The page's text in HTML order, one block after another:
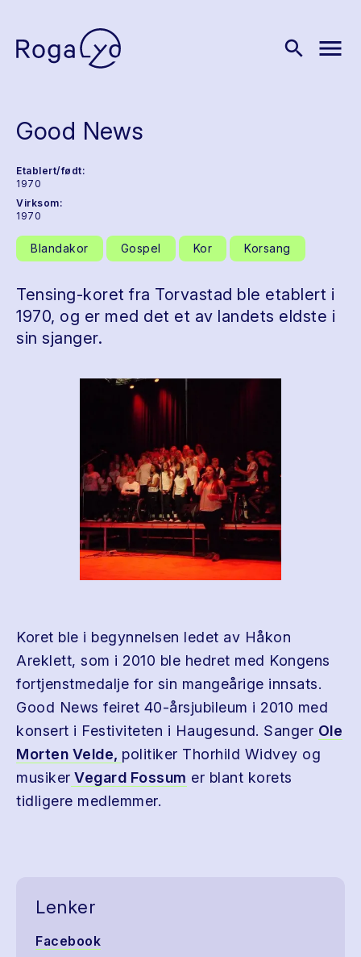
search menu
Good News
Etablert/født:
1970
Virksom:
1970
Blandakor Gospel Kor Korsang
Tensing-koret fra Torvastad ble etablert i
1970, og er med det et av landets eldste i
sin sjanger.
Koret ble i begynnelsen ledet av Håkon
Areklett, som i 2010 ble hedret med Kongens
fortjenstmedalje for sin mangeårige innsats.
Good News feiret 40-årsjubileum i 2010 med
konsert i Festiviteten i Haugesund. Sanger Ole
Morten Velde, politiker Thorhild Widvey og
musiker Vegard Fossum er blant korets
tidligere medlemmer.
Lenker
Facebook